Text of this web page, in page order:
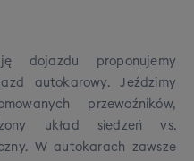
dojazdu proponujemy
autokarowy. Jeździmy
przewoźników,
układ siedzeń vs.
W autokarach zawsze